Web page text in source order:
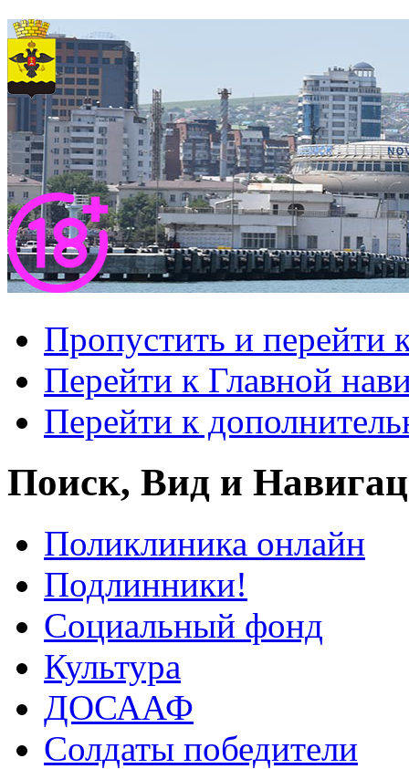
Пропустить и перейти
Перейти к Главной
Перейти к
Поиск, Вид и
Поликлиника онлайн
Подлинники!
Социальный фонд
Культура
ДОСААФ
Солдаты победители